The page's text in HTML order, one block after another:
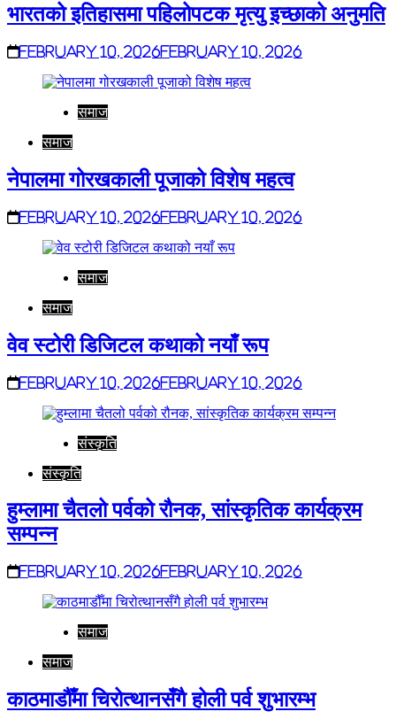
भारतको इतिहासमा पहिलोपटक मृत्यु इच्छाको अनुमति
February 10, 2026February 10, 2026
समाज
समाज
नेपालमा गोरखकाली पूजाको विशेष महत्व
February 10, 2026February 10, 2026
समाज
समाज
वेव स्टोरी डिजिटल कथाको नयाँ रूप
February 10, 2026February 10, 2026
संस्कृति
संस्कृति
हुम्लामा चैतलो पर्वको रौनक, सांस्कृतिक कार्यक्रम
सम्पन्न
February 10, 2026February 10, 2026
समाज
समाज
काठमाडौँमा चिरोत्थानसँगै होली पर्व शुभारम्भ